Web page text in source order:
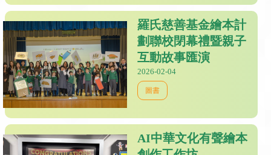
羅氏慈善基金繪本計
劃聯校閉幕禮暨親子
互動故事匯演
2026-02-04
圖書
AI中華文化有聲繪本